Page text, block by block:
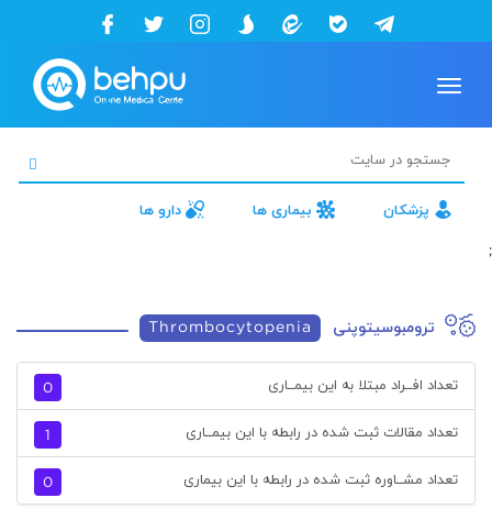
Toggle
پزشکان بیماری ها دارو ها
;
ترومبوسیتوپنی Thrombocytopenia
تعداد افــراد مبتلا به این بیمــاری 0
تعداد مقالات ثبت شده در رابطه با این بیمــاری 1
تعداد مشــاوره ثبت شده در رابطه با این بیماری 0